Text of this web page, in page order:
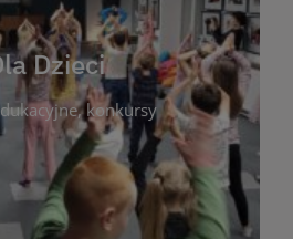
Dzieci
konkursy
z myślą o najmłodszych
rodzicach. Znajdziesz tu
edukacyjnych, konkursach
z autorami książek dla
oferuje bogaty wybór bajek,
szkolnych, a także przyjazny
czytania. Pragniemy
książek od najmłodszych lat.